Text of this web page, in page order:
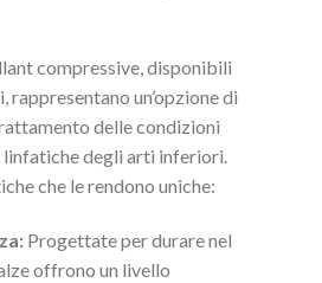
compressive, disponibili
rappresentano un’opzione di
delle condizioni
linfatiche degli arti inferiori.
che le rendono uniche:
Progettate per durare nel
offrono un livello